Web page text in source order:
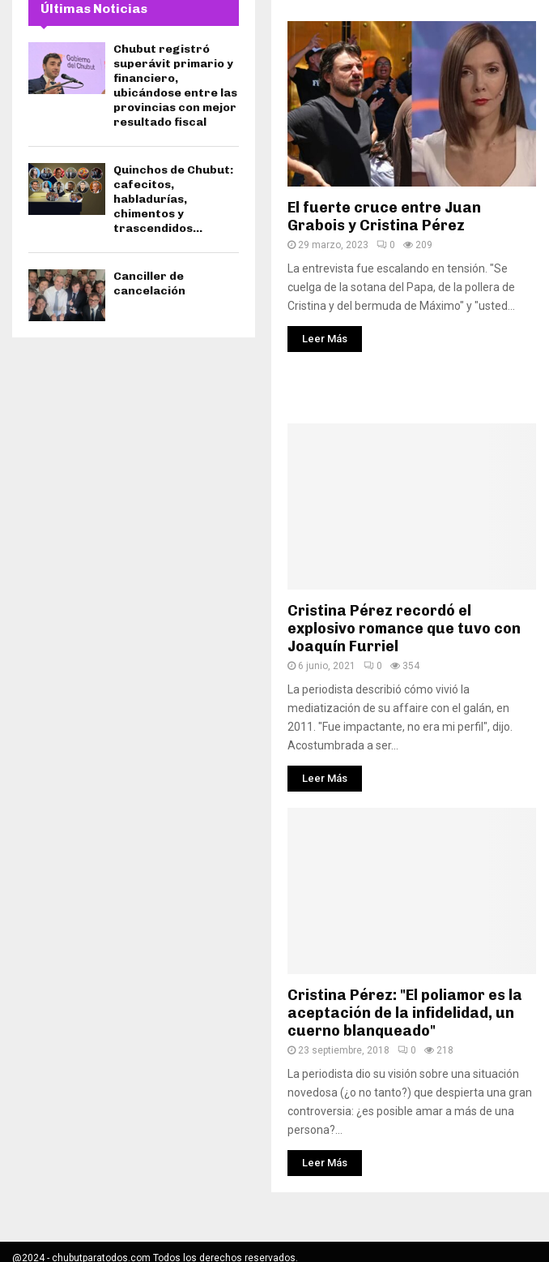
El fuerte cruce entre Juan
Grabois y Cristina Pérez
29 marzo, 2023 0 209
La entrevista fue escalando en tensión. "Se
cuelga de la sotana del Papa, de la pollera de
Cristina y del bermuda de Máximo" y "usted...
Leer Más
Cristina Pérez recordó el
explosivo romance que tuvo con
Joaquín Furriel
6 junio, 2021 0 354
La periodista describió cómo vivió la
mediatización de su affaire con el galán, en
2011. "Fue impactante, no era mi perfil", dijo.
Acostumbrada a ser...
Leer Más
Cristina Pérez: "El poliamor es la
aceptación de la infidelidad, un
cuerno blanqueado"
23 septiembre, 2018 0 218
La periodista dio su visión sobre una situación
novedosa (¿o no tanto?) que despierta una gran
controversia: ¿es posible amar a más de una
persona?...
Leer Más
Últimas Noticias
Chubut registró
superávit primario y
financiero,
ubicándose entre las
provincias con mejor
resultado fiscal
Quinchos de Chubut:
cafecitos,
habladurías,
chimentos y
trascendidos…
Canciller de
cancelación
@2024 - chubutparatodos.com Todos los derechos reservados.